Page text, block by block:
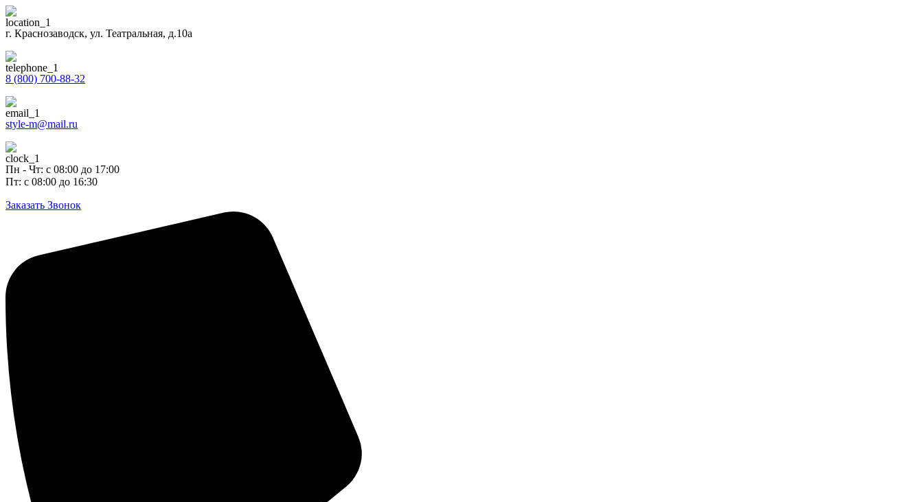
г. Краснозаводск, ул. Театральная, д.10а
8 (800) 700-88-32
style-m@mail.ru
Пн - Чт: с 08:00 до 17:00
Пт: с 08:00 до 16:30
Заказать Звонок